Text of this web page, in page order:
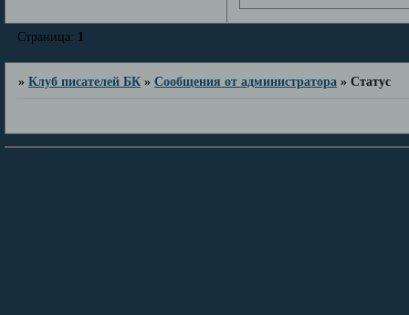
Страница: 1
»Клуб писателей БК »Сообщения от администратора »Статус